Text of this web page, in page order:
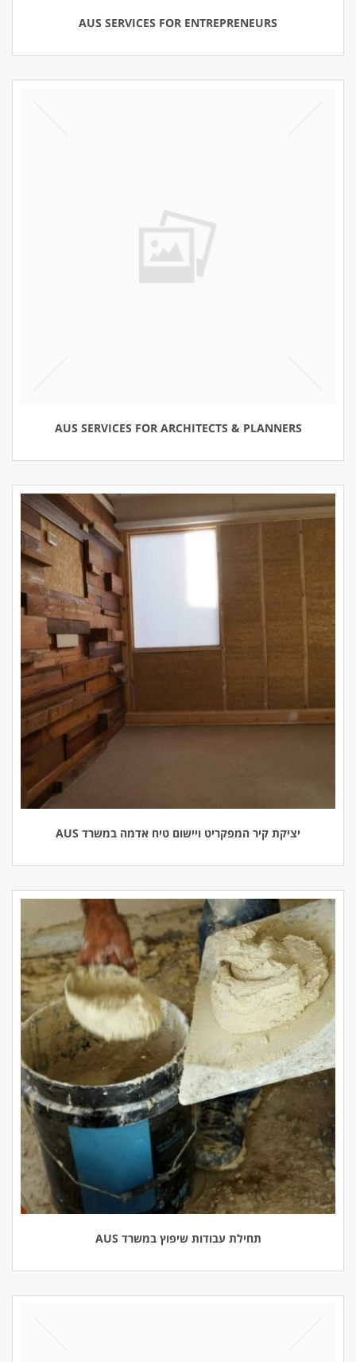
AUS SERVICES FOR ENTREPRENEURS
AUS SERVICES FOR ARCHITECTS & PLANNERS
יציקת קיר המפקריט ויישום טיח אדמה במשרד AUS
תחילת עבודות שיפוץ במשרד AUS